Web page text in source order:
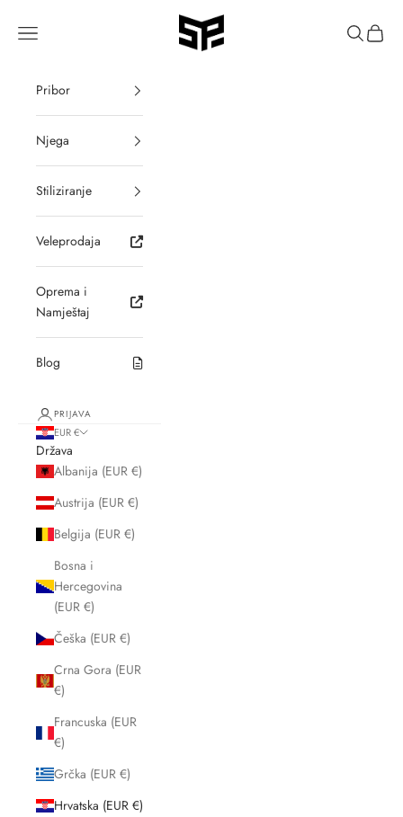
SALON PREMIUM
Translation missing: hr-HR.header.general.menu Pretraži
Pribor
Njega
Stiliziranje
Veleprodaja
Oprema i
Namještaj
Blog
PRIJAVA
EUR €
Država
Albanija (EUR €)
Austrija (EUR €)
Belgija (EUR €)
Bosna i
Hercegovina
(EUR €)
Češka (EUR €)
Crna Gora (EUR
€)
Francuska (EUR
€)
Grčka (EUR €)
Hrvatska (EUR €)